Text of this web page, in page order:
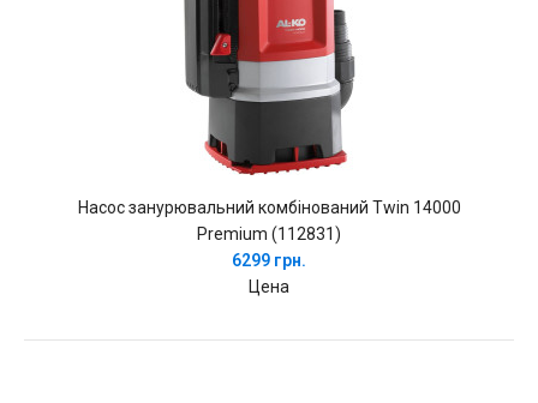
Насос занурювальний комбінований Twin 14000
Premium (112831)
6299 грн.
Цена